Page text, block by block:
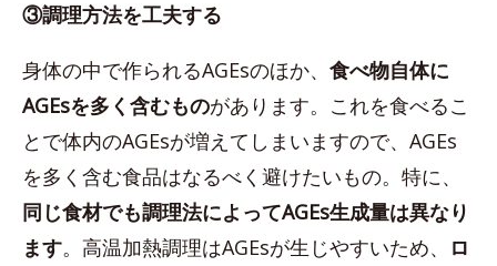
③調理方法を工夫する
身体の中で作られるAGEsのほか、 食べ物自体に
AGEsを多く含むものがあります。これを食べるこ
とで体内のAGEsが増えてしまいますので、AGEs
を多く含む食品はなるべく避けたいもの。特に、
同じ食材でも調理法によってAGEs生成量は異なり
ます。高温加熱調理はAGEsが生じやすいため、
ロ